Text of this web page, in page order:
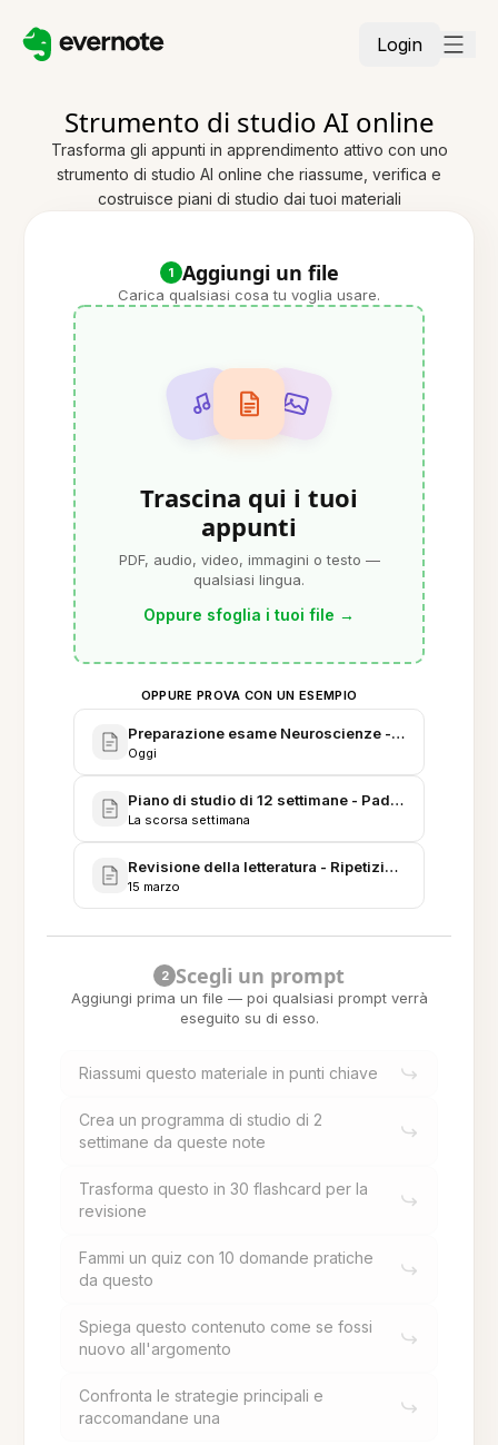
Login
Strumento di studio AI online
Trasforma gli appunti in apprendimento attivo con uno
strumento di studio AI online che riassume, verifica e
costruisce piani di studio dai tuoi materiali
1 Aggiungi un file
Carica qualsiasi cosa tu voglia usare.
Trascina qui i tuoi
appunti
PDF, audio, video, immagini o testo —
qualsiasi lingua.
Oppure sfoglia i tuoi file →
OPPURE PROVA CON UN ESEMPIO
Preparazione esame Neuroscienze - Primavera
Oggi
Piano di studio di 12 settimane - Padronanza
La scorsa settimana
Revisione della letteratura - Ripetizione
15 marzo
2 Scegli un prompt
Aggiungi prima un file — poi qualsiasi prompt verrà
eseguito su di esso.
Riassumi questo materiale in punti chiave
Crea un programma di studio di 2
settimane da queste note
Trasforma questo in 30 flashcard per la
revisione
Fammi un quiz con 10 domande pratiche
da questo
Spiega questo contenuto come se fossi
nuovo all'argomento
Confronta le strategie principali e
raccomandane una